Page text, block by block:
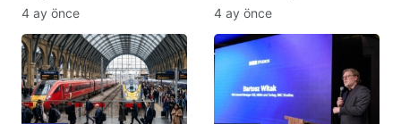
kriz: Büyükelçilikten
açıklama!
4 ay önce
Günlük Kaos Kapıda
4 ay önce